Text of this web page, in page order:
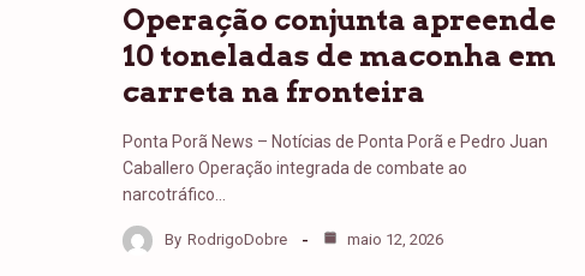
Operação conjunta apreende
10 toneladas de maconha em
carreta na fronteira
Ponta Porã News – Notícias de Ponta Porã e Pedro Juan
Caballero Operação integrada de combate ao
narcotráfico…
By RodrigoDobre maio 12, 2026